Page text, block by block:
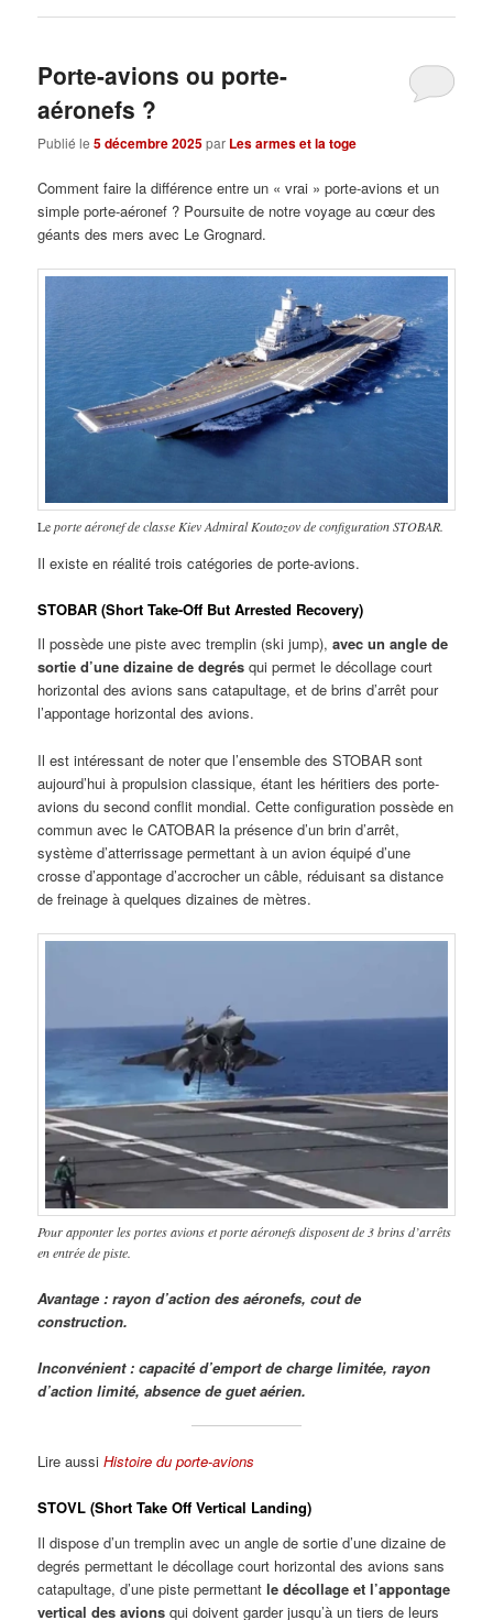
Porte-avions ou porte-
aéronefs ?
Publié le5 décembre 2025par Les armes et la toge
Comment faire la différence entre un « vrai » porte-avions et un
simple porte-aéronef ? Poursuite de notre voyage au cœur des
géants des mers avec Le Grognard.
Leporte aéronef de classe Kiev Admiral Koutozov de configuration STOBAR.
Il existe en réalité trois catégories de porte-avions.
STOBAR (Short Take-Off But Arrested Recovery)
Il possède une piste avec tremplin (ski jump),avec un angle de
sortie d’une dizaine de degrésqui permet le décollage court
horizontal des avions sans catapultage, et de brins d’arrêt pour
l’appontage horizontal des avions.
Il est intéressant de noter que l’ensemble des STOBAR sont
aujourd’hui à propulsion classique, étant les héritiers des porte-
avions du second conflit mondial. Cette configuration possède en
commun avec le CATOBAR la présence d’un brin d’arrêt,
système d’atterrissage permettant à un avion équipé d’une
crosse d’appontage d’accrocher un câble, réduisant sa distance
de freinage à quelques dizaines de mètres.
Pour apponter les portes avions et porte aéronefs disposent de 3 brins d’arrêts
en entrée de piste.
Avantage : rayon d’action des aéronefs, cout de
construction.
Inconvénient : capacité d’emport de charge limitée, rayon
d’action limité, absence de guet aérien.
Lire aussiHistoire du porte-avions
STOVL (Short Take Off Vertical Landing)
Il dispose d’un tremplin avec un angle de sortie d’une dizaine de
degrés permettant le décollage court horizontal des avions sans
catapultage, d’une piste permettantle décollage et l’appontage
vertical des avions qui doivent garder jusqu’à un tiers de leurs